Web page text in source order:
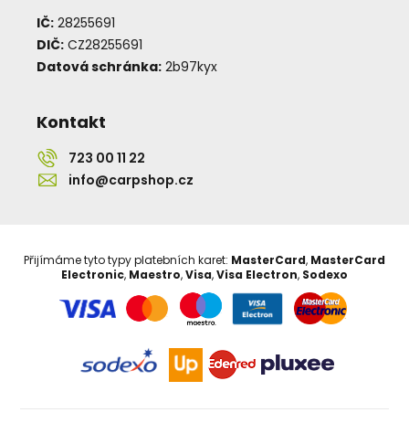
IČ: 28255691
DIČ: CZ28255691
Datová schránka: 2b97kyx
Kontakt
723 00 11 22
info@carpshop.cz
Přijímáme tyto typy platebních karet: MasterCard, MasterCard
Electronic, Maestro,Visa,Visa Electron, Sodexo